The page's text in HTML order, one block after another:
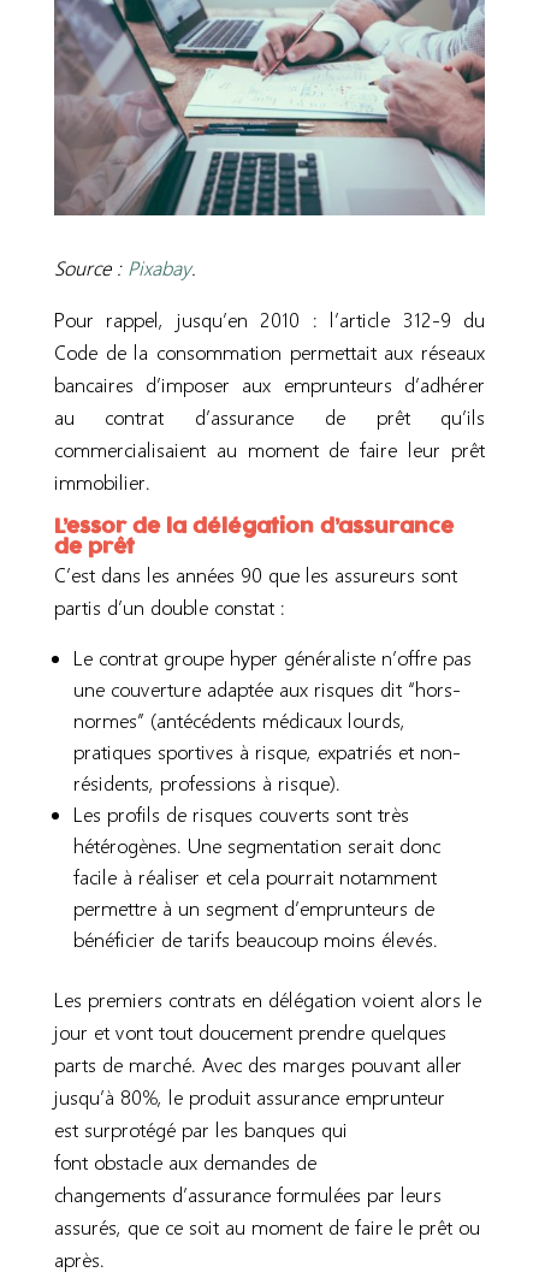
Source : Pixabay.
Pour rappel, jusqu’en 2010 : l’article 312-9 du
Code de la consommation permettait aux réseaux
bancaires d’imposer aux emprunteurs d’adhérer
au contrat d’assurance de prêt qu’ils
commercialisaientau moment de faire leur prêt
immobilier.
L’essor de la délégation d’assurance
de prêt
C’est dans les années 90 que les assureurs sont
partis d’un double constat :
L econtrat groupe hyper généraliste n’offre pas
une couverture adaptée aux risques dit “hors-
normes” (antécédents médicaux lourds,
pratiques sportives à risque, expatriés et non-
résidents, professions à risque).
Les profils de risques couverts sonttrès
hétérogènes. Une segmentation serait donc
facile à réaliser et cela pourrait notamment
permettre à un segment d’emprunteurs de
bénéficier de tarifs beaucoup moins élevés.
Les premiers contrats en délégation voient alors le
jour et vont tout doucement prendre quelques
parts de marché. Avec des marges pouvant aller
jusqu’à 80%, le produit assurance emprunteur
est surprotégé par les banques qui
font obstacleaux demandes de
changements d’assurance formulées par leurs
assurés, que ce soit au moment de faire le prêt ou
après.